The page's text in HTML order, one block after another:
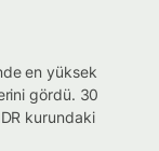
en yüksek
gördü. 30
kurundaki